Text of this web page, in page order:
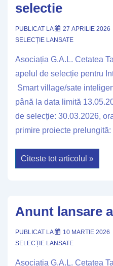
selectie
PUBLICAT LA 27 APRILIE 2026
SELECȚIE LANSATE
Asociația G.A.L. Cetatea
apelul de selecție pentru
Smart village/sate
până la data limită
de selecție: 30.03.2026,
primire proiecte
Anunt
prelungire
apel
Citeste tot articolul »
Anunt lansare
PUBLICAT LA 10 MARTIE 2026
SELECȚIE LANSATE
Asociația G.A.L. Cetatea